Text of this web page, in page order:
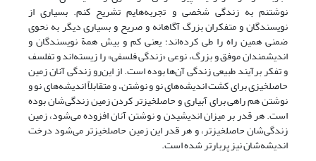
نوشتنم به زندگی شخصی و تجربه‌هایم تشریح کنم. بسیاری از
نویسندگان و متفکران بزرگ آگاهانه و صریح و بسیاری دیگر به نحوی
ضمنی همین راه را طی کرده‌اند؛ یعنی کم و بیش همة نویسندگان و
اندیشمندان موفق و بزرگ، نوعی «زندگی فلسفی» را زیسته‌اند و تفلسف
و تفکر برآیند طبیعی زندگی آن‌ها بوده است. از این‌رو زندگی آنان زمین
حاصلخیزی برای کشت اندیشه‌های نو و نوشتن، و متقابلاً اندیشه‌های نو و
نوشتن هم راهی برای آبیاری و حاصلخیزتر کردن زمین زندگی‌شان بوده
است. هر قدر بر میزان اندیشیدن و نوشتن آنان افزوده می‌شود، زمین
زندگی‌شان حاصلخیزتر، و هر قدر این زمین حاصلخیزتر می‌شود درخت
اندیشه‌شان نیز پربارتر شده است.